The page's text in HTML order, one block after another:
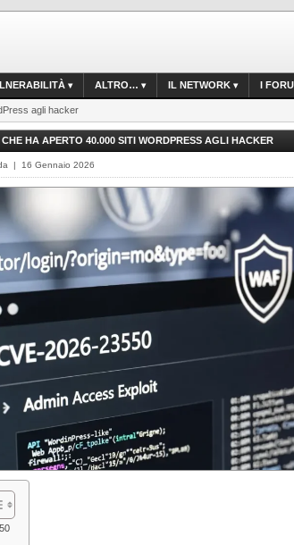
ALTRO… IL NETWORK I
agli hacker
HA APERTO 40.000 SITI WORDPRESS AGLI HACKER
| 16 Gennaio 2026